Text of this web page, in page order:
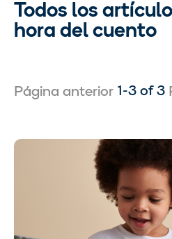
Todos los
hora del cuento
Página anterior 1-3 of 3